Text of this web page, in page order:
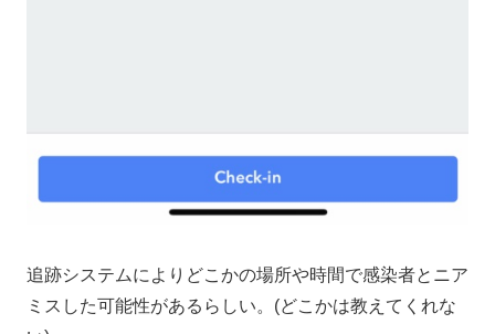
追跡システムによりどこかの場所や時間で感染者とニア
ミスした可能性があるらしい。(どこかは教えてくれな